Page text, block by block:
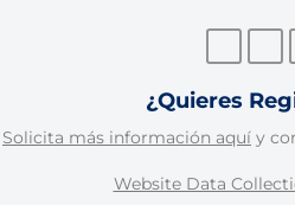
¿Quieres
Solicita más información aquí y
Website Data